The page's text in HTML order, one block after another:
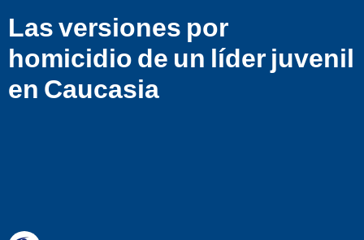
Las versiones por
homicidio de un líder juvenil
en Caucasia